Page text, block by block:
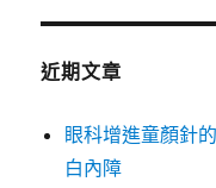
近期文章
眼科增進童顏針
白內障